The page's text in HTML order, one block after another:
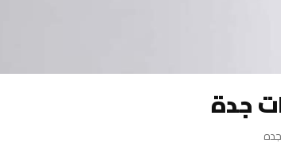
جدة